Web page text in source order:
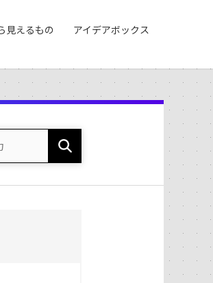
見えるもの アイデアボックス